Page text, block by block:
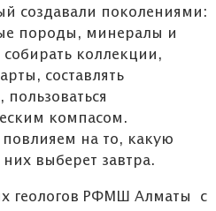
создавали поколениями:
породы, минералы и
коллекции,
составлять
пользоваться
компасом.
на то, какую
выберет завтра.
геологов РФМШ Алматы с